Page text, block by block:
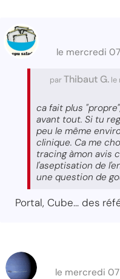
le mercredi
parThibaut G. le
ca fait plus
avant tout. Si tu
peu le même
clinique. Ca me
tracing àmon avis
l'aseptisation de
une question de
Portal, Cube... des
le mercredi